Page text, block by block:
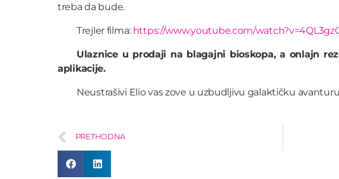
treba da bude.
Trejler filma: https://www.youtube.com/
Ulaznice u prodaji na blagajni bioskopa, a onlajn
aplikacije.
Neustrašivi Elio vas zove u uzbudljivu galaktičku
PRETHODNA